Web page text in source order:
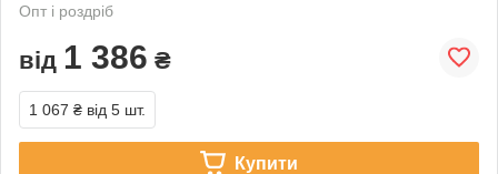
Опт і роздріб
від 1 386 ₴
1 067 ₴ від 5 шт.
Купити